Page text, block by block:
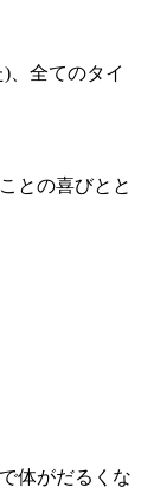
、全てのタイ
との喜びとと
体がだるくな